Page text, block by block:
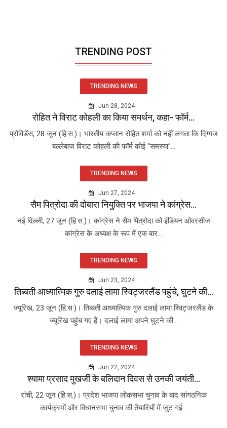
TRENDING POST
TRENDING NEWS
Jun 28, 2024
रोहित ने विराट कोहली का किया समर्थन, कहा- फॉर्म...
प्रोविडेंस, 28 जून (हि.स.)। भारतीय कप्तान रोहित शर्मा को नहीं लगता कि दिग्गज
बल्लेबाज विराट कोहली की फॉर्म कोई "समस्या"...
TRENDING NEWS
Jun 27, 2024
सैम पित्रोदा की दोबारा नियुक्ति पर भाजपा ने कांग्रेस...
नई दिल्ली, 27 जून (हि.स.)। कांग्रेस ने सैम पित्रोदा को इंडियन ओवरसीज
कांग्रेस के अध्यक्ष के रूप में एक बार...
TRENDING NEWS
Jun 23, 2024
तिब्बती आध्यात्मिक गुरु दलाई लामा स्विट्जरलैंड पहुंचे, घुटने की...
ज्यूरिख, 23 जून (हि.स.)। तिब्बती आध्यात्मिक गुरु दलाई लामा स्विट्जरलैंड के
ज्यूरिख पहुंच गए हैं। दलाई लामा अपने घुटने की...
TRENDING NEWS
Jun 22, 2024
श्यामा प्रसाद मुखर्जी के बलिदान दिवस से उनकी जयंती...
रांची, 22 जून (हि.स.)। प्रदेश भाजपा लोकसभा चुनाव के बाद सांगठनिक
कार्यक्रमों और विधानसभा चुनाव की तैयारियों में जुट गई...